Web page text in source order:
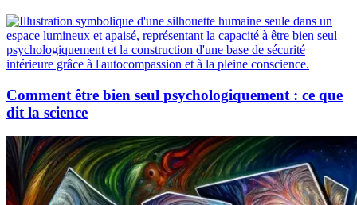
Comment être bien seul psychologiquement : ce que
dit la science